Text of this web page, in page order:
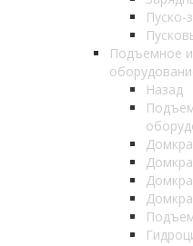
Пуско-
Подъемное и
Назад